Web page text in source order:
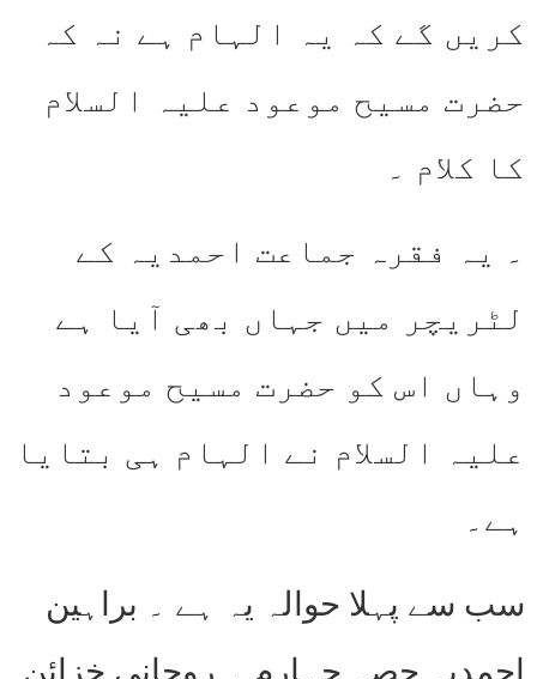
کریں گے کہ یہ الہام ہے نہ کہ
حضرت مسیح موعود علیہ السلام
کا کلام ۔
۔ یہ فقرہ جماعت احمدیہ کے
لٹریچر میں جہاں بھی آیا ہے
وہاں اس کو حضرت مسیح موعود
علیہ السلام نے الہام ہی بتایا
ہے۔
سب سے پہلا حوالہ یہ ہے ۔ براہین
احمدیہ حصہ چہارم ۔ روحانی خزائن